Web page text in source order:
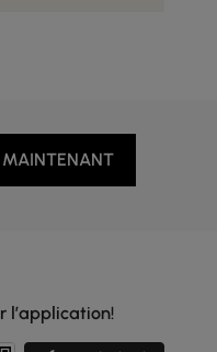
MAINTENANT
l’application!